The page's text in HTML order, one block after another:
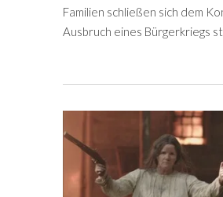
Familien schließen sich dem
Ausbruch eines Bürgerkriegs